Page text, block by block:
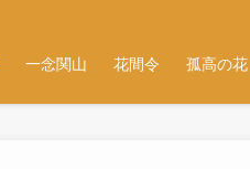
一念関山 花間令 孤高の花